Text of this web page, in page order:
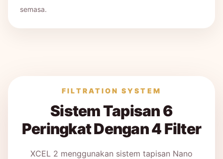
semasa.
FILTRATION SYSTEM
Sistem Tapisan 6
Peringkat Dengan 4 Filter
XCEL 2 menggunakan sistem tapisan Nano